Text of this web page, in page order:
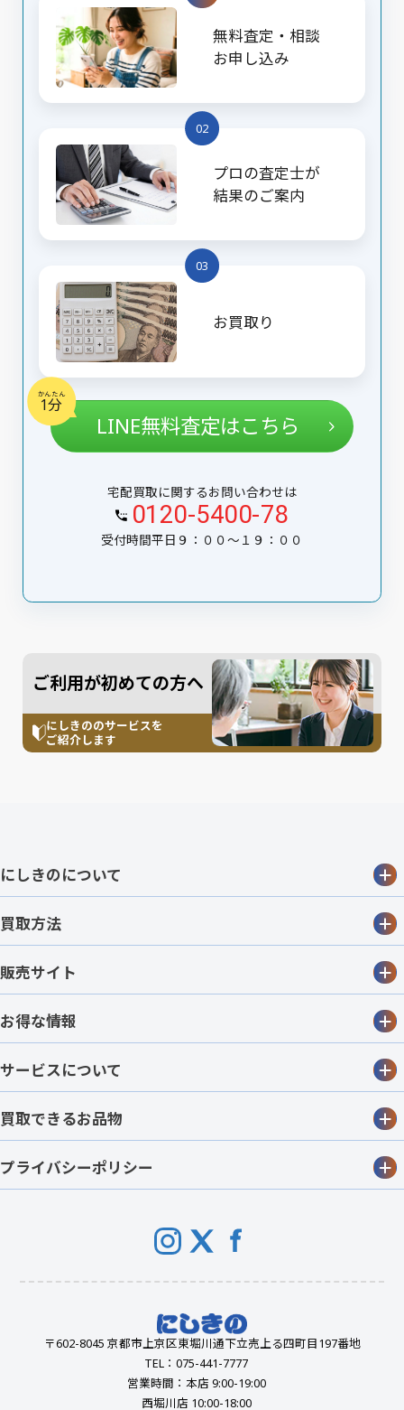
無料査定・相談
お申し込み
02
プロの査定士が
結果のご案内
03
お買取り
かんたん
1分
LINE無料査定はこちら
宅配買取に関するお問い合わせは
0120-5400-78
受付時間平日９：００〜１９：００
ご利用が初めての方へ
にしきののサービスを
ご紹介します
にしきのについて
買取方法
販売サイト
お得な情報
サービスについて
買取できるお品物
プライバシーポリシー
〒602-8045 京都市上京区東堀川通下立売上る四町目197番地
TEL：075-441-7777
営業時間：本店 9:00-19:00
西堀川店 10:00-18:00